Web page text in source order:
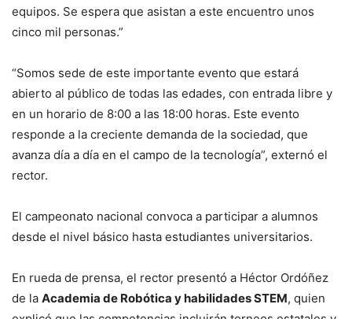
equipos. Se espera que asistan a este encuentro unos
cinco mil personas.”
“Somos sede de este importante evento que estará
abierto al público de todas las edades, con entrada libre y
en un horario de 8:00 a las 18:00 horas. Este evento
responde a la creciente demanda de la sociedad, que
avanza día a día en el campo de la tecnología”, externó el
rector.
El campeonato nacional convoca a participar a alumnos
desde el nivel básico hasta estudiantes universitarios.
En rueda de prensa, el rector presentó a Héctor Ordóñez
de la Academia de Robótica y habilidades STEM, quien